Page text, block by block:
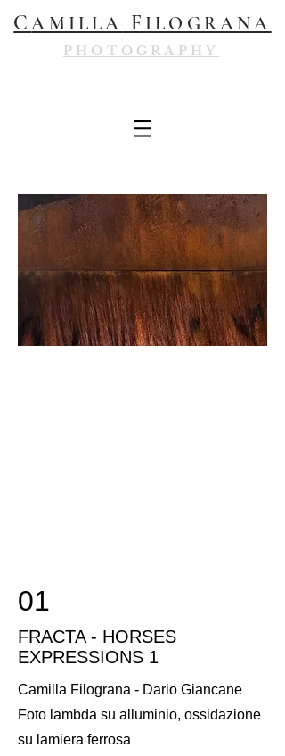
CAMILLA F ILOGRANA
PHOTOGRAPHY
01
FRACTA - HORSES
EXPRESSIONS 1
Camilla Filograna - Dario Giancane
Foto lambda su alluminio, ossidazione
su lamiera ferrosa